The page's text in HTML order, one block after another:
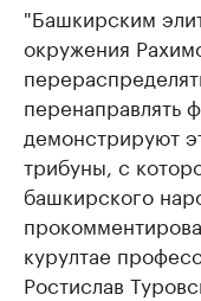
"Башкирским
окружения
перенаправлять
демонстрируют
трибуны, с
башкирского
курултае
Ростислав